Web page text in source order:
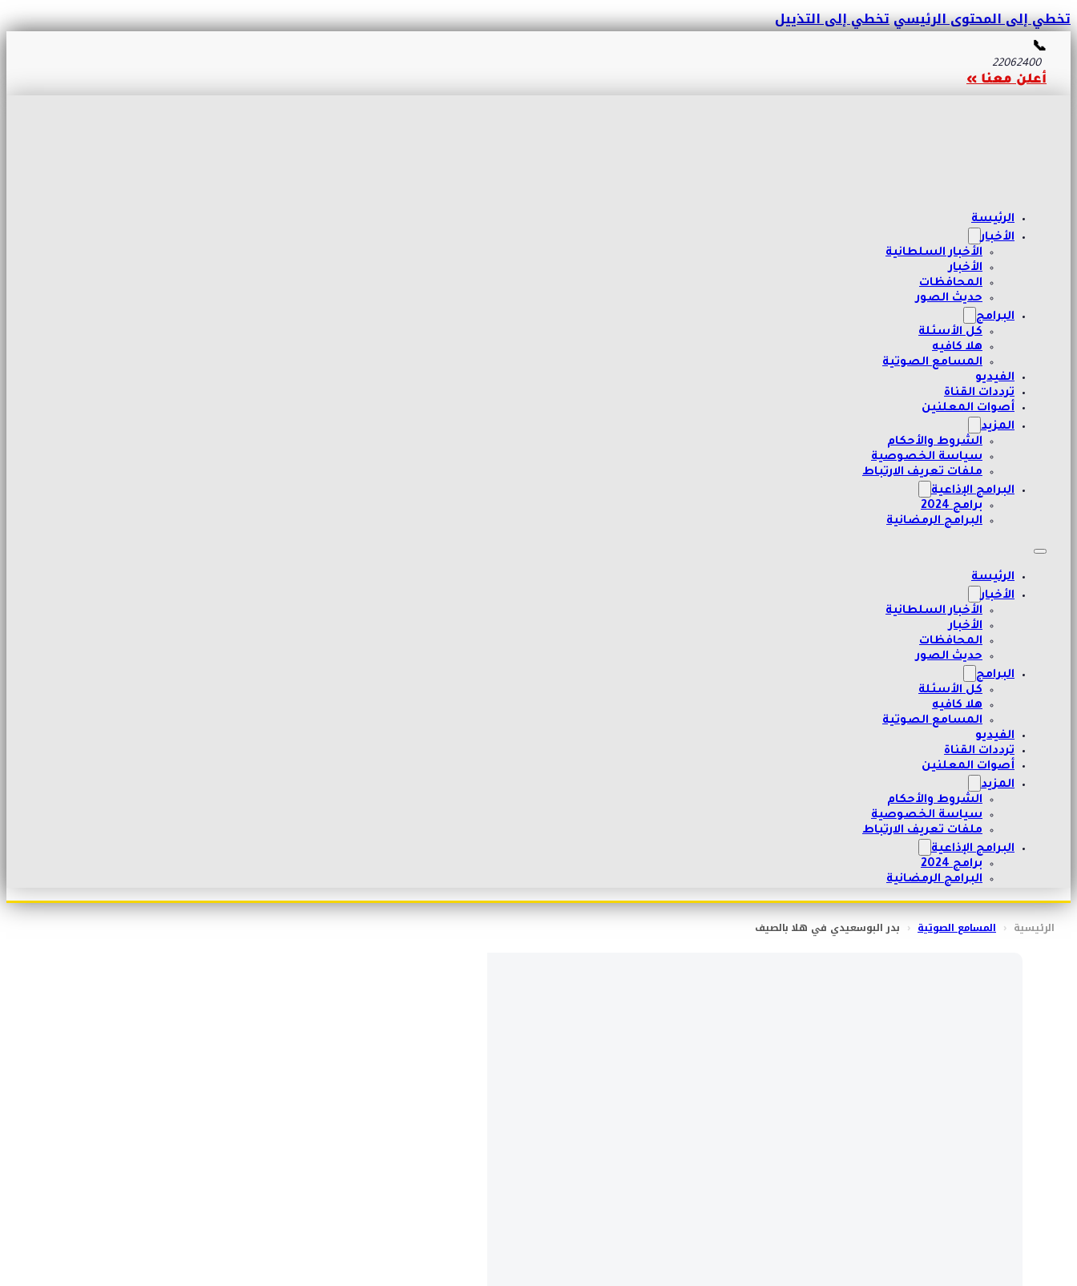
تخطي إلى المحتوى الرئيسيتخطي إلى التذييل
📞
22062400
أعلن معنا »
الرئيسة
الأخبار
الأخبار السلطانية
الأخبار
المحافظات
حديث الصور
البرامج
كل الأسئلة
هلا كافيه
المسامع الصوتية
الفيديو
ترددات القناة
أصوات المعلنين
المزيد
الشروط والأحكام
سياسة الخصوصية
ملفات تعريف الارتباط
البرامج الإذاعية
برامج 2024
البرامج الرمضانية
الرئيسة
الأخبار
الأخبار السلطانية
الأخبار
المحافظات
حديث الصور
البرامج
كل الأسئلة
هلا كافيه
المسامع الصوتية
الفيديو
ترددات القناة
أصوات المعلنين
المزيد
الشروط والأحكام
سياسة الخصوصية
ملفات تعريف الارتباط
البرامج الإذاعية
برامج 2024
البرامج الرمضانية
الرئيسية ‹ المسامع الصوتية ‹ بدر البوسعيدي في هلا بالصيف